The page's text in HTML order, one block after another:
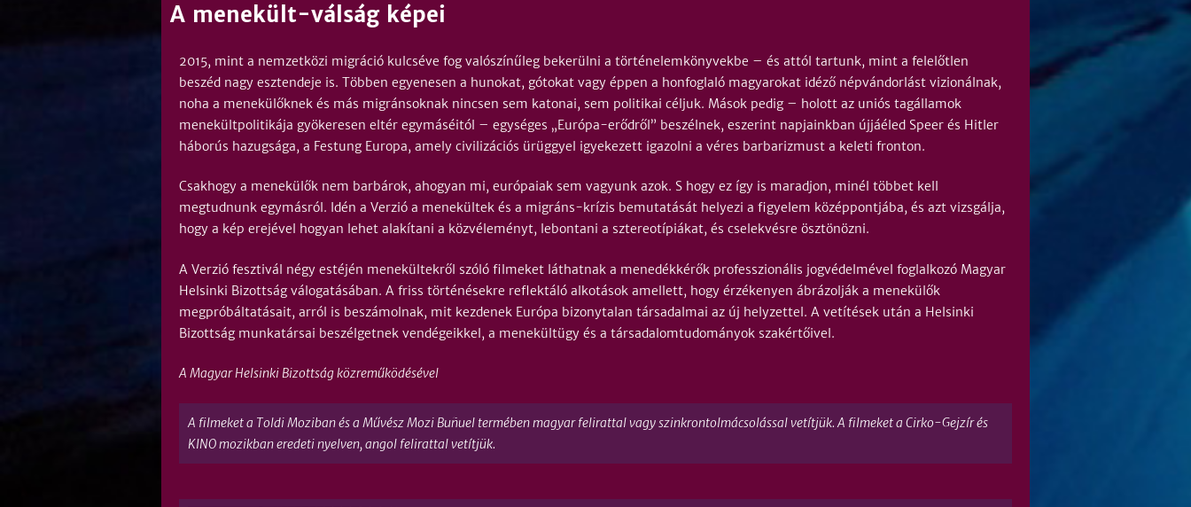
A menekült-válság képei
2015, mint a nemzetközi migráció kulcséve fog valószínűleg bekerülni a történelemkönyvekbe – és attól tartunk, mint a felelőtlen
beszéd nagy esztendeje is. Többen egyenesen a hunokat, gótokat vagy éppen a honfoglaló magyarokat idéző népvándorlást vizionálnak,
noha a menekülőknek és más migránsoknak nincsen sem katonai, sem politikai céljuk. Mások pedig – holott az uniós tagállamok
menekültpolitikája gyökeresen eltér egymáséitól – egységes „Európa-erődről” beszélnek, eszerint napjainkban újjáéled Speer és Hitler
háborús hazugsága, a Festung Europa, amely civilizációs ürüggyel igyekezett igazolni a véres barbarizmust a keleti fronton.
Csakhogy a menekülők nem barbárok, ahogyan mi, európaiak sem vagyunk azok. S hogy ez így is maradjon, minél többet kell
megtudnunk egymásról. Idén a Verzió a menekültek és a migráns-krízis bemutatását helyezi a figyelem középpontjába, és azt vizsgálja,
hogy a kép erejével hogyan lehet alakítani a közvéleményt, lebontani a sztereotípiákat, és cselekvésre ösztönözni.
A Verzió fesztivál négy estéjén menekültekről szóló filmeket láthatnak a menedékkérők professzionális jogvédelmével foglalkozó Magyar
Helsinki Bizottság válogatásában. A friss történésekre reflektáló alkotások amellett, hogy érzékenyen ábrázolják a menekülők
megpróbáltatásait, arról is beszámolnak, mit kezdenek Európa bizonytalan társadalmai az új helyzettel. A vetítések után a Helsinki
Bizottság munkatársai beszélgetnek vendégeikkel, a menekültügy és a társadalomtudományok szakértőivel.
A Magyar Helsinki Bizottság közreműködésével
A filmeket a Toldi Moziban és a Művész Mozi Buñuel termében magyar felirattal vagy szinkrontolmácsolással vetítjük. A filmeket a Cirko-Gejzír és
KINO mozikban eredeti nyelven, angol felirattal vetítjük.